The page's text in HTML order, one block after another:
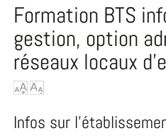
Formation BTS
gestion, option
réseaux locaux
Infos sur